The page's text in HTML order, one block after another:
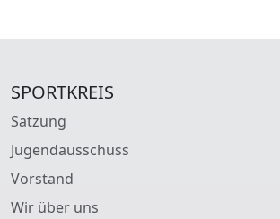
SPORTKREIS
Satzung
Jugendausschuss
Vorstand
Wir über uns